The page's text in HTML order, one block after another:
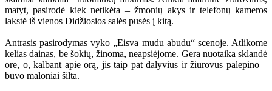
matyt, pasirodė kiek netikėta – žmonių akys ir telefonų kameros
lakstė iš vienos Didžiosios salės pusės į kitą.
Antrasis pasirodymas vyko „Eisva mudu abudu“ scenoje. Atlikome
kelias dainas, be šokių, žinoma, neapsiėjome. Gera nuotaika sklandė
ore, o, kalbant apie orą, jis taip pat dalyvius ir žiūrovus palepino –
buvo maloniai šilta.